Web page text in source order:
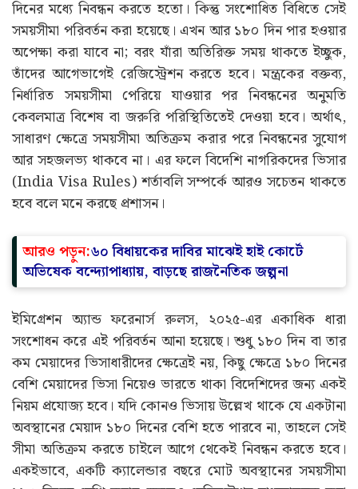
দিনের মধ্যে নিবন্ধন করতে হতো। কিন্তু সংশোধিত বিধিতে সেই
সময়সীমা পরিবর্তন করা হয়েছে। এখন আর ১৮০ দিন পার হওয়ার
অপেক্ষা করা যাবে না; বরং যাঁরা অতিরিক্ত সময় থাকতে ইচ্ছুক,
তাঁদের আগেভাগেই রেজিস্ট্রেশন করতে হবে। মন্ত্রকের বক্তব্য,
নির্ধারিত সময়সীমা পেরিয়ে যাওয়ার পর নিবন্ধনের অনুমতি
কেবলমাত্র বিশেষ বা জরুরি পরিস্থিতিতেই দেওয়া হবে। অর্থাৎ,
সাধারণ ক্ষেত্রে সময়সীমা অতিক্রম করার পরে নিবন্ধনের সুযোগ
আর সহজলভ্য থাকবে না। এর ফলে বিদেশি নাগরিকদের ভিসার
(India Visa Rules) শর্তাবলি সম্পর্কে আরও সচেতন থাকতে
হবে বলে মনে করছে প্রশাসন।
আরও পড়ুন:৬০ বিধায়কের দাবির মাঝেই হাই কোর্টে
অভিষেক বন্দ্যোপাধ্যায়, বাড়ছে রাজনৈতিক জল্পনা
ইমিগ্রেশন অ্যান্ড ফরেনার্স রুলস, ২০২৫-এর একাধিক ধারা
সংশোধন করে এই পরিবর্তন আনা হয়েছে। শুধু ১৮০ দিন বা তার
কম মেয়াদের ভিসাধারীদের ক্ষেত্রেই নয়, কিছু ক্ষেত্রে ১৮০ দিনের
বেশি মেয়াদের ভিসা নিয়েও ভারতে থাকা বিদেশিদের জন্য একই
নিয়ম প্রযোজ্য হবে। যদি কোনও ভিসায় উল্লেখ থাকে যে একটানা
অবস্থানের মেয়াদ ১৮০ দিনের বেশি হতে পারবে না, তাহলে সেই
সীমা অতিক্রম করতে চাইলে আগে থেকেই নিবন্ধন করতে হবে।
একইভাবে, একটি ক্যালেন্ডার বছরে মোট অবস্থানের সময়সীমা